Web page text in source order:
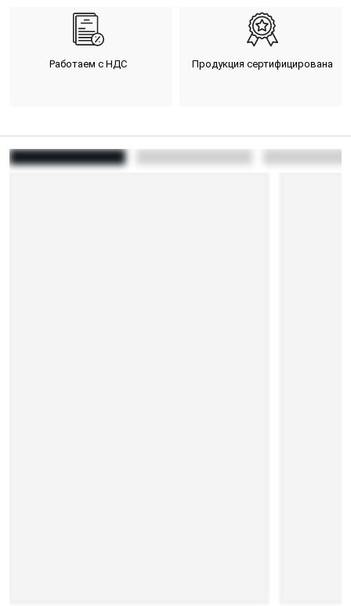
Работаем с НДС Продукция сертифицирована